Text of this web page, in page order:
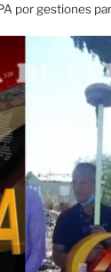
por gestiones